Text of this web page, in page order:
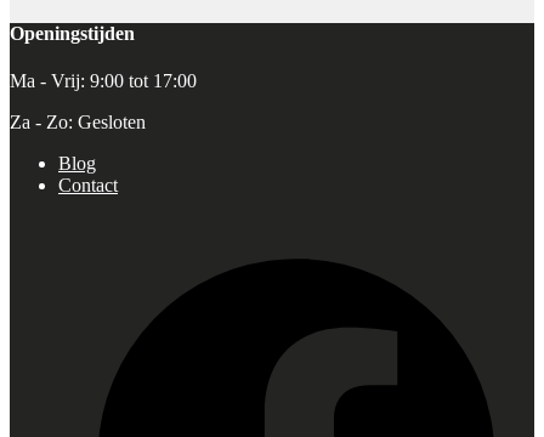
Openingstijden
Ma - Vrij: 9:00 tot 17:00
Za - Zo: Gesloten
Blog
Contact